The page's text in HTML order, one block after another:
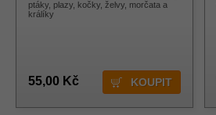
ptáky, plazy, kočky, želvy, morčata a
králíky
55,00 Kč